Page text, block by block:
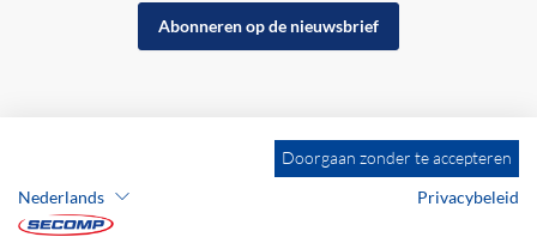
Abonneren op de nieuwsbrief
Doorgaan zonder te accepteren
Nederlands
Privacybeleid